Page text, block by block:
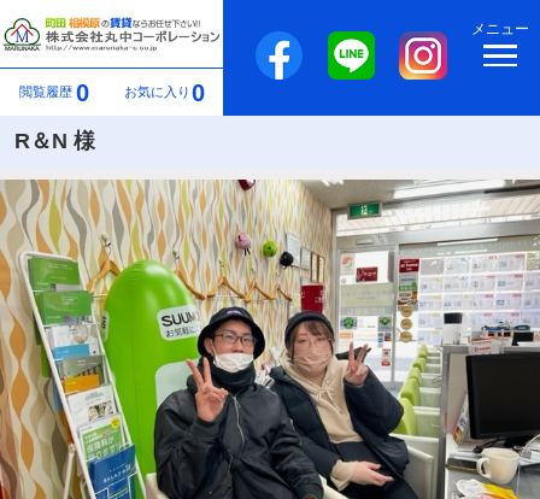
閲覧履歴 0 お気に入り 0
メニュー
R＆N 様